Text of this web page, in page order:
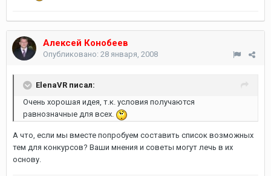
Алексей Конобеев
Опубликовано: 28 января, 2008
ElenaVR писал:
Очень хорошая идея, т.к. условия получаются
равнозначные для всех.
А что, если мы вместе попробуем составить список возможных
тем для конкурсов? Ваши мнения и советы могут лечь в их
основу.